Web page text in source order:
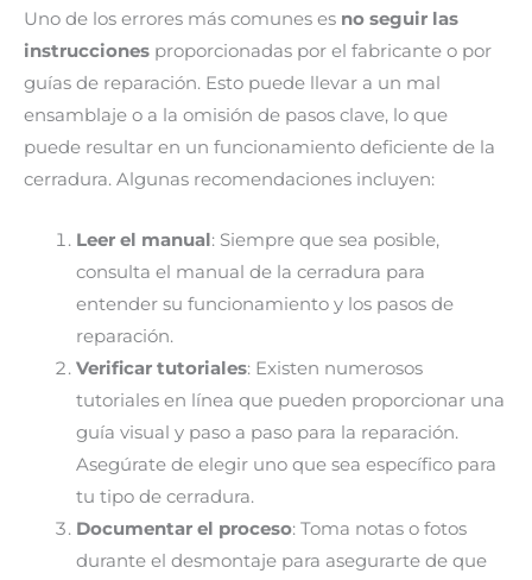
Uno de los errores más comunes es no seguir las
instrucciones proporcionadas por el fabricante o por
guías de reparación. Esto puede llevar a un mal
ensamblaje o a la omisión de pasos clave, lo que
puede resultar en un funcionamiento deficiente de la
cerradura. Algunas recomendaciones incluyen:
Leer el manual: Siempre que sea posible,
consulta el manual de la cerradura para
entender su funcionamiento y los pasos de
reparación.
Verificar tutoriales: Existen numerosos
tutoriales en línea que pueden proporcionar una
guía visual y paso a paso para la reparación.
Asegúrate de elegir uno que sea específico para
tu tipo de cerradura.
Documentar el proceso: Toma notas o fotos
durante el desmontaje para asegurarte de que